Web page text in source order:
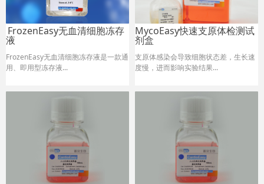
FrozenEasy无血清细胞冻存
液
FrozenEasy无血清细胞冻存液是一款通
用、即用型冻存液...
MycoEasy快速支原体检测试
剂盒
支原体感染会导致细胞状态差，生长速
度慢，进而影响实验结果...